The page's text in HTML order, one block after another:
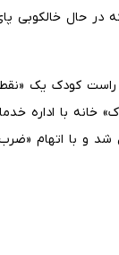
در حال خالکوبی
کودک یک
خانه با اداره
و با اتهام